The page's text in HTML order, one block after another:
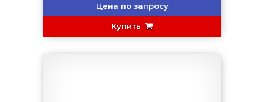
Цена по запросу
Купить